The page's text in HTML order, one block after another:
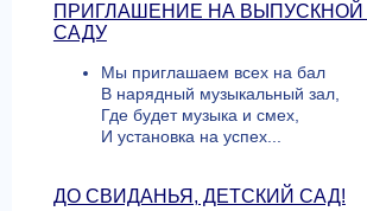
ПРИГЛАШЕНИЕ НА ВЫПУСКНОЙ
САДУ
Мы приглашаем всех на бал
В нарядный музыкальный зал,
Где будет музыка и смех,
И установка на успех...
ДО СВИДАНЬЯ, ДЕТСКИЙ САД!